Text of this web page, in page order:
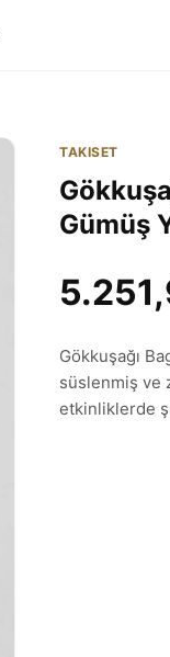
TAKISET
Gümüş
Gökkuşağı
süslenmiş ve
etkinliklerde